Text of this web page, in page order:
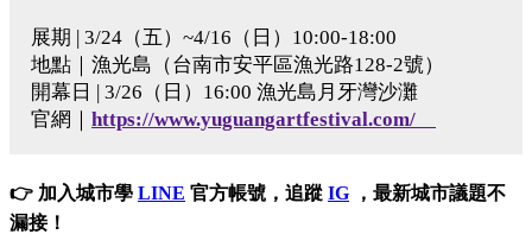
展期 | 3/24（五）~4/16（日）10:00-18:00
地點｜漁光島（台南市安平區漁光路128-2號）
開幕日 | 3/26（日）16:00 漁光島月牙灣沙灘
官網｜ https://www.yuguangartfestival.com/
👉 加入城市學 LINE 官方帳號，追蹤 IG ，最新城市議題不
漏接！